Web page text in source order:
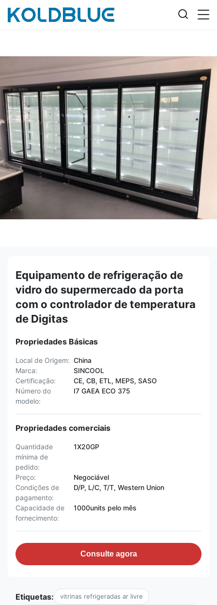
Equipamento de refrigeração de
vidro do supermercado da porta
com o controlador de temperatura
de Digitas
Propriedades Básicas
Local de Origem: China
Marca:
SINCOOL
Certificação:
CE, CB, ETL, MEPS, SASO
Número do
modelo:
I7 GAEA ECO 375
Propriedades comerciais
Quantidade
mínima de
pedido:
1X20GP
Preço:
Negociável
Condições de
pagamento:
D/P, L/C, T/T, Western Union
Capacidade de
fornecimento:
1000units pelo mês
Consulte agora
Etiquetas: vitrinas refrigeradas ar livre